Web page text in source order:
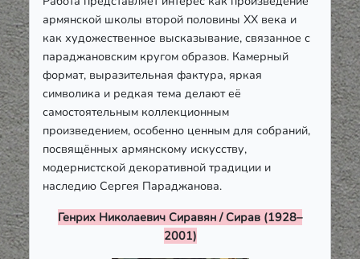
армянской школы второй половины XX века и
как художественное высказывание, связанное с
параджановским кругом образов. Камерный
формат, выразительная фактура, яркая
символика и редкая тема делают её
самостоятельным коллекционным
произведением, особенно ценным для собраний,
посвящённых армянскому искусству,
модернистской декоративной традиции и
наследию Сергея Параджанова.
Генрих Николаевич Сиравян / Сирав (1928–
2001)